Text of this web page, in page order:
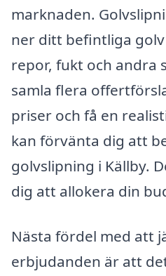
marknaden.
ner ditt befintliga
repor, fukt och andra
samla flera
priser och få en
kan förvänta dig att
golvslipning i Källby.
dig att allokera din
Nästa fördel med att
erbjudanden är att